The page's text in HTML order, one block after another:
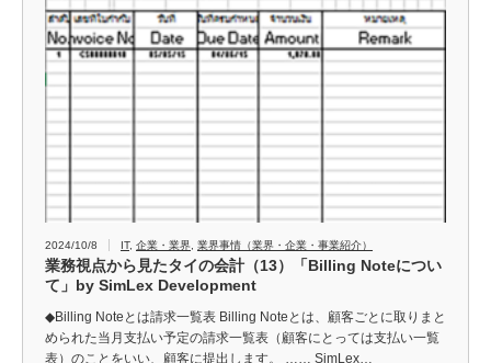
2024/10/8 IT, 企業・業界 業界事情（業界・企業・事業紹介）
業務視点から見たタイの会計（13）「Billing Noteについ
て」by SimLex Development
◆Billing Noteとは請求一覧表 Billing Noteとは、顧客ごとに取りまと
められた当月支払い予定の請求一覧表（顧客にとっては支払い一覧
表）のことをいい、顧客に提出します。 …… SimLex…